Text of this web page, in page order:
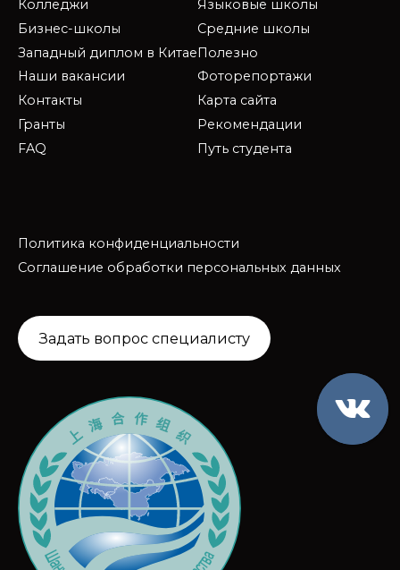
Колледжи
Бизнес-школы
Западный диплом в Китае
Наши вакансии
Контакты
Гранты
FAQ
Языковые школы
Средние школы
Полезно
Фоторепортажи
Карта сайта
Рекомендации
Путь студента
Политика конфиденциальности
Соглашение обработки персональных данных
Задать вопрос специалисту